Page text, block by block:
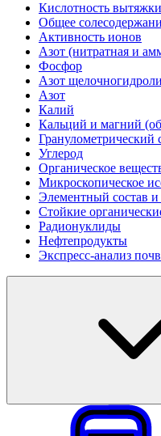
Кислотность
Общее
Активность ионов
Азот (нитратная и
Фосфор
Азот
Азот
Калий
Кальций и магний
Гранулометрический
Углерод
Органическое
Микроскопическое
Элементный состав и
Стойкие
Радионуклиды
Нефтепродукты
Экспресс-анализ